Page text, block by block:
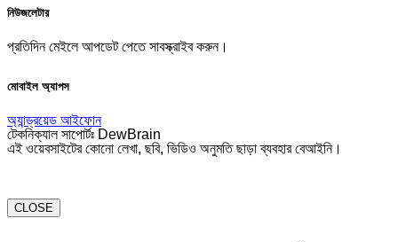
নিউজলেটার
প্রতিদিন মেইলে আপডেট পেতে সাবস্ক্রাইব করুন।
মোবাইল অ্যাপস
অ্যান্ড্রয়েড আইফোন
টেকনিক্যাল সাপোর্টঃ DewBrain
এই ওয়েবসাইটের কোনো লেখা, ছবি, ভিডিও অনুমতি ছাড়া ব্যবহার বেআইনি।
CLOSE